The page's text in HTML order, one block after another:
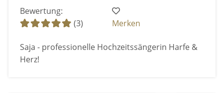
Bewertung:
(3)
Merken
Saja - professionelle Hochzeitssängerin Harfe &
Herz!